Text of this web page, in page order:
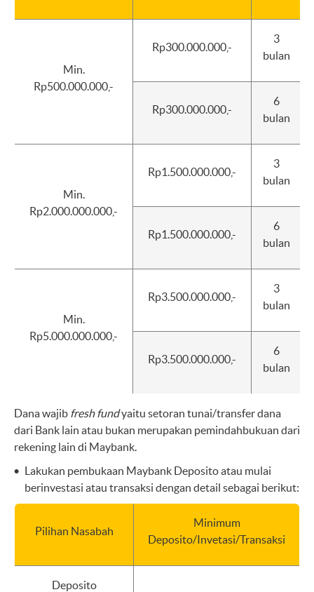
Min.
Rp500.000.000,-
Rp300.000.000,-
3
bulan
Rp300.000.000,-
6
bulan
Min.
Rp2.000.000.000,-
Rp1.500.000.000,-
3
bulan
Rp1.500.000.000,-
6
bulan
Min.
Rp5.000.000.000,-
Rp3.500.000.000,-
3
bulan
Rp3.500.000.000,-
6
bulan
Dana wajib fresh fundyaitu setoran tunai/transfer dana
dari Bank lain atau bukan merupakan pemindahbukuan dari
rekening lain di Maybank.
Lakukan pembukaan Maybank Deposito atau mulai
berinvestasi atau transaksi dengan detail sebagai berikut:
Pilihan Nasabah
Minimum
Deposito/Invetasi/Transaksi
Deposito